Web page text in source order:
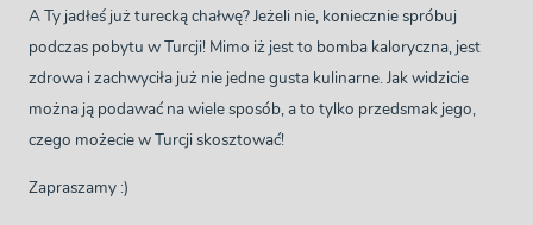
A Ty jadłeś już turecką chałwę? Jeżeli nie, koniecznie spróbuj
podczas pobytu w Turcji! Mimo iż jest to bomba kaloryczna, jest
zdrowa i zachwyciła już nie jedne gusta kulinarne. Jak widzicie
można ją podawać na wiele sposób, a to tylko przedsmak jego,
czego możecie w Turcji skosztować!
Zapraszamy :)